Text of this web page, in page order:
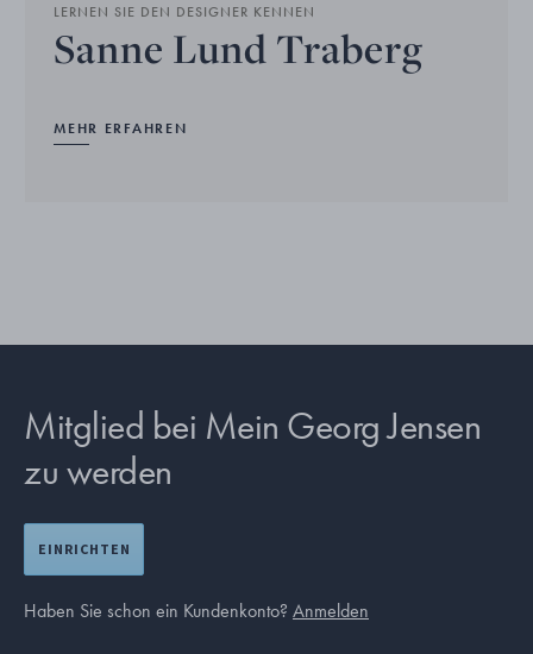
LERNEN SIE DEN DESIGNER KENNEN
Sanne Lund Traberg
MEHR ERFAHREN
Mitglied bei Mein Georg Jensen
zu werden
EINRICHTEN
Haben Sie schon ein Kundenkonto? Anmelden